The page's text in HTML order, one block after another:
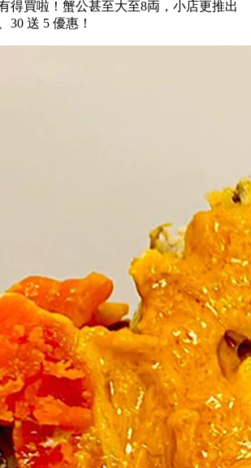
得買啦！蟹公甚至大至8両，小店更推出
30 送 5 優惠！